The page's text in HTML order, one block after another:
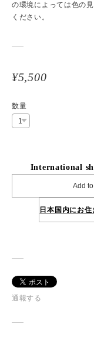
の環境によっては色の
ください。
¥5,500
数量
International
Add
日本国内にお
通報する